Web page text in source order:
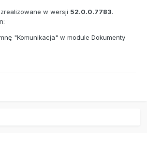
zrealizowane w wersji 52.0.0.7783.
"Komunikacja" w module Dokumenty